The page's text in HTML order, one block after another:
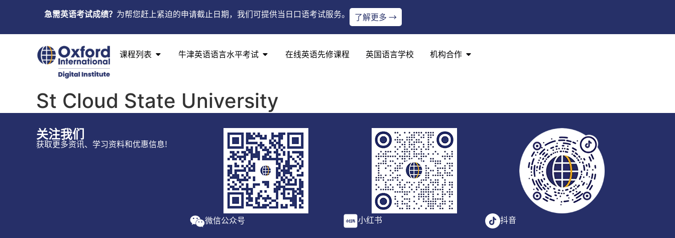
急需英语考试成绩？ 为帮您赶上紧迫的申请截止日期，我们可提供当日口语考试服务。 了解更多 →
课程列表 牛津英语语言水平考试 在线英语先修课程 英国语言学校 机构合作
St Cloud State University
关注我们
获取更多资讯、学习资料和优惠信息!
微信公众号 小红书 抖音